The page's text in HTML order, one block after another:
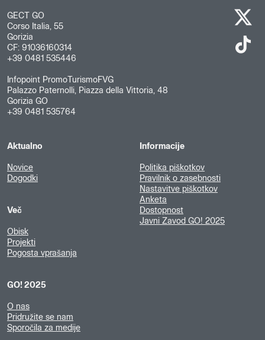
GECT GO
Corso Italia, 55
Gorizia
CF: 91036160314
+39 0481 535446
Infopoint PromoTurismoFVG
Palazzo Paternolli, Piazza della Vittoria, 48
Gorizia GO
+39 0481 535764
Aktualno
Novice
Dogodki
Več
Obisk
Projekti
Pogosta vprašanja
GO! 2025
O nas
Pridružite se nam
Sporočila za medije
Informacije
Politika piškotkov
Pravilnik o zasebnosti
Nastavitve piškotkov
Anketa
Dostopnost
Javni Zavod GO! 2025